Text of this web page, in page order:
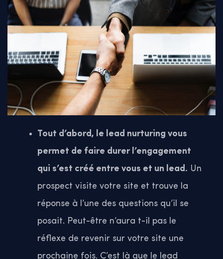
Tout d’abord, le lead nurturing vous
permet de faire durer l’engagement
qui s’est créé entre vous et un lead. Un
prospect visite votre site et trouve la
réponse à l’une des questions qu’il se
posait. Peut-être n’aura t-il pas le
réflexe de revenir sur votre site une
prochaine fois. C’est là que le lead